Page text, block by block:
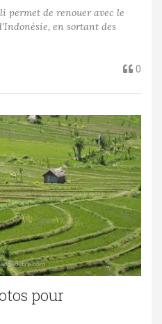
permet de renouer avec le
en sortant des
0
pour